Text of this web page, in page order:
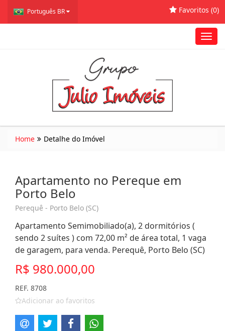
Português BR Favoritos (0)
Home Detalhe do Imóvel
Apartamento no Pereque em
Porto Belo
Perequê - Porto Belo (SC)
Apartamento Semimobiliado(a), 2 dormitórios (
sendo 2 suítes ) com 72,00 m² de área total, 1 vaga
de garagem, para venda. Perequê, Porto Belo (SC)
R$ 980.000,00
REF. 8708
Adicionar ao favoritos